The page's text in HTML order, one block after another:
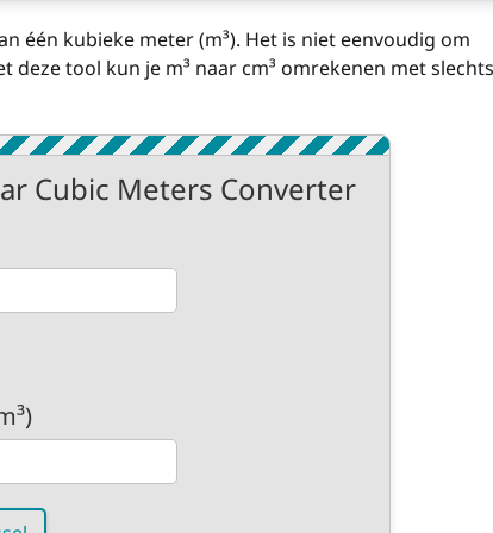
één kubieke meter (m³). Het is niet eenvoudig om
tool kun je m³ naar cm³ omrekenen met slechts
Cubic Meters Converter